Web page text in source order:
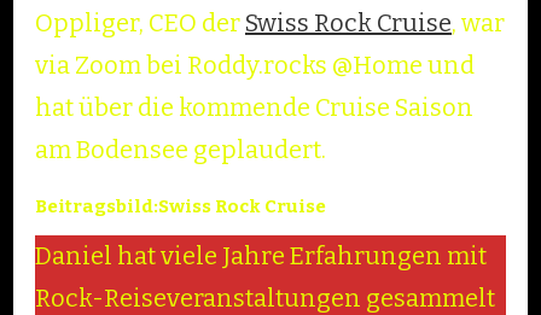
Oppliger, CEO der Swiss Rock Cruise, war
via Zoom bei Roddy.rocks @Home und
hat über die kommende Cruise Saison
am Bodensee geplaudert.
Beitragsbild:Swiss Rock Cruise
Daniel hat viele Jahre Erfahrungen mit
Rock-Reiseveranstaltungen gesammelt